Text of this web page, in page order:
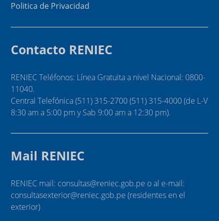
Politica de Privacidad
Contacto RENIEC
RENIEC Teléfonos: Línea Gratuita a nivel Nacional: 0800-
11040.
Central Telefónica (511) 315-2700 (511) 315-4000 (de L-V
8:30 am a 5:00 pm y Sab 9:00 am a 12:30 pm).
Mail RENIEC
RENIEC mail: consultas@reniec.gob.pe o al e-mail:
consultasexterior@reniec.gob.pe (residentes en el
exterior)